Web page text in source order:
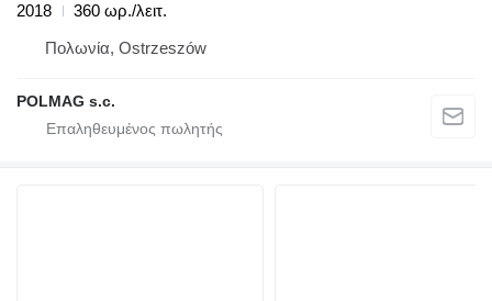
2018
360 ωρ./λειτ.
Πολωνία, Ostrzeszów
POLMAG s.c.